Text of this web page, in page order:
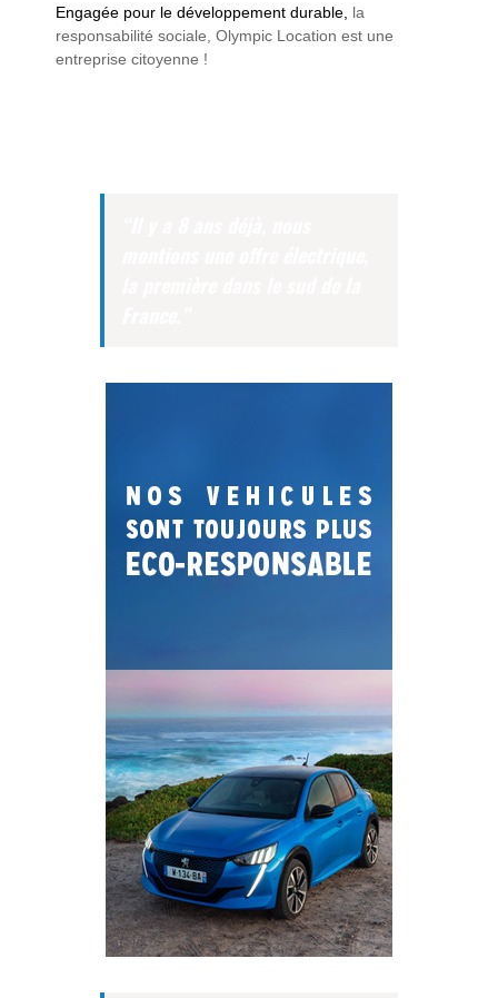
Engagée pour le développement durable, la
responsabilité sociale, Olympic Location est une
entreprise citoyenne !